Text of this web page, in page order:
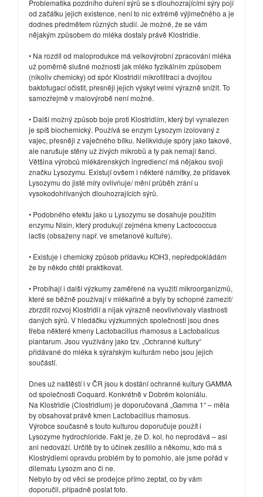
Problematika pozdního duření sýrů se s dlouhozrajícími sýry pojí
od začátku jejich existence, není to nic extrémě výjimečného a je
dodnes předmětem různých studií. Je možné, že se vám
nějakým způsobem do mléka dostaly právě Klostridie.
• Na rozdíl od maloprodukce má velkovýrobní zpracování mléka
už poměrně slušné možnosti jak mléko fyzikálním způsobem
(nikoliv chemicky) od spór Klostridií mikrofiltrací a dvojitou
baktofugací očistit, přesněji jejich výskyt velmi výrazně snížit. To
samozřejmě v malovýrobě není možné.
• Další možný způsob boje proti Klostridiím, který byl vynalezen
je spíš biochemický. Používá se enzym Lysozym izolovaný z
vajec, přesněji z vaječného bílku. Nelikviduje spóry jako takové,
ale narušuje stěny už živých mikrobů a ty pak nemají šanci.
Většina výrobců mlékárenských ingrediencí má nějakou svoji
značku Lysozymu. Existují ovšem i některé námitky, že přídavek
Lysozymu do jisté míry ovlivňuje/ mění průběh zrání u
vysokodohřívaných dlouhozrajících sýrů.
• Podobného efektu jako u Lysozymu se dosahuje použitím
enzymu Nisin, který produkují zejména kmeny Lactococcus
lactis (obsaženy např. ve smetanové kultuře).
• Existuje i chemický způsob přídavku KOH3, nepředpokládám
že by někdo chtěl praktikovat.
• Probíhají i další výzkumy zaměřené na využití mikroorganizmů,
které se běžně používají v mlékařině a byly by schopné zamezit/
zbrzdit rozvoj Klostridií a nijak výrazně neovlivňovaly vlastnosti
daných sýrů. V hledáčku výzkumných společností jsou dnes
třeba některé kmeny Lactobacillus rhamosus a Lactobalicus
plantarum. Jsou využívány jako tzv. „Ochranné kultury“
přidávané do mléka k sýrařským kulturám nebo jsou jejich
součástí.
Dnes už naštěstí i v ČR jsou k dostání ochranné kultury GAMMA
od společnosti Coquard. Konkrétně v Dobrém koloniálu.
Na Klostridie (Clostridium) je doporučovaná „Gamma 1“ – měla
by obsahovat právě kmen Lactobacillus rhamosus.
Výrobce současně s touto kulturou doporučuje použít i
Lysozyme hydrochloride. Fakt je, že D. kol. ho neprodává – asi
ani nedováží. Určitě by to účinek zesílilo a někomu, kdo má s
Klostrýdiemi opravdu problém by to pomohlo, ale jsme pořád v
dilematu Lysozm ano či ne.
Nebylo by od věci se prodejce přímo zeptat, co by vám
doporučil, případně poslat foto.